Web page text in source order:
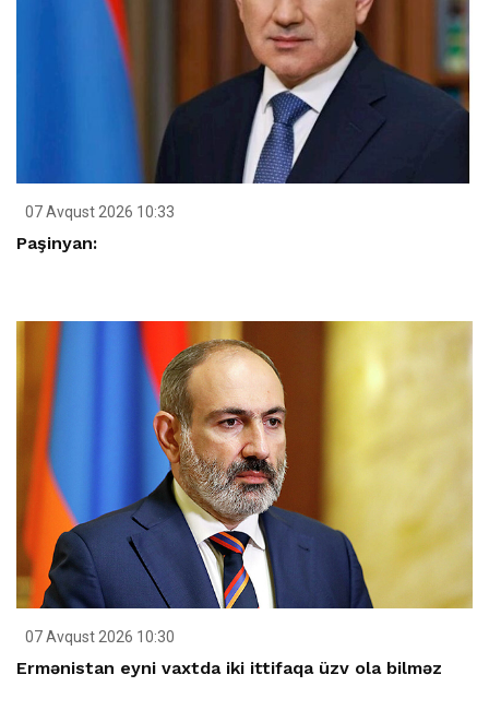
07 Avqust 2026 10:33
Paşinyan:
07 Avqust 2026 10:30
Ermənistan eyni vaxtda iki ittifaqa üzv ola bilməz